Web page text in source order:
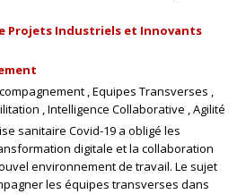
Projets Industriels et Innovants
Equipes Transverses
Intelligence Collaborative Agilité
sanitaire Covid-19 a obligé les
digitale et la collaboration
environnement de travail. Le sujet
les équipes transverses dans